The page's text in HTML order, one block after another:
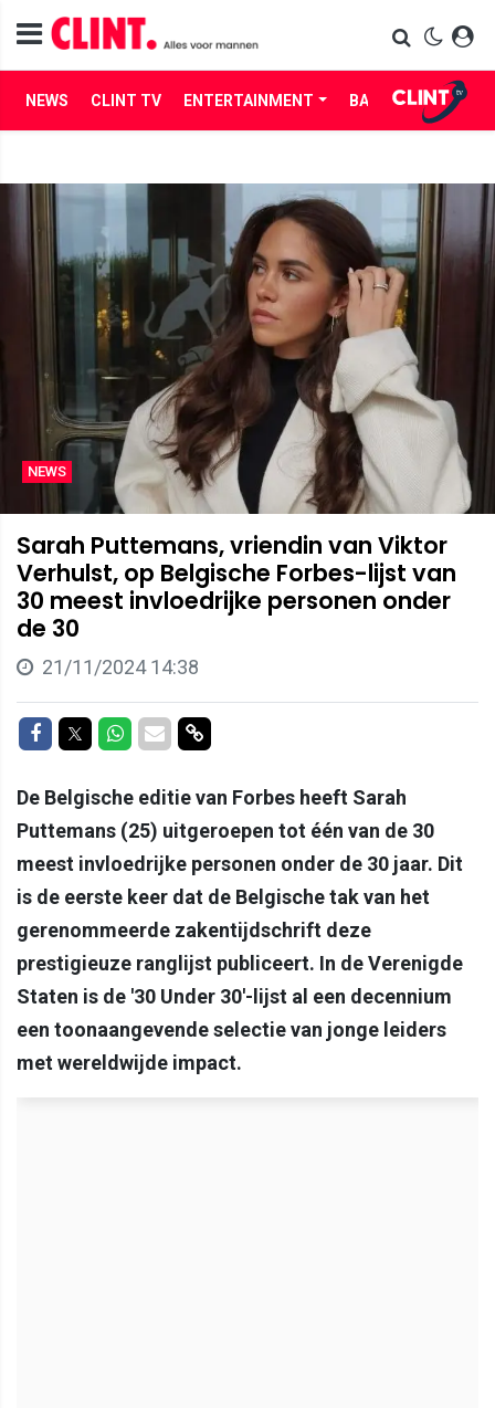
NEWS CLINT TV ENTERTAINMENT BABES LIFE
NEWS
Sarah Puttemans, vriendin van Viktor
Verhulst, op Belgische Forbes-lijst van
30 meest invloedrijke personen onder
de 30
21/11/2024 14:38
Delen op Facebook
Delen op Twitter
Delen op Whatsapp
Delen via Mail
Delen via link
De Belgische editie van Forbes heeft Sarah
Puttemans (25) uitgeroepen tot één van de 30
meest invloedrijke personen onder de 30 jaar. Dit
is de eerste keer dat de Belgische tak van het
gerenommeerde zakentijdschrift deze
prestigieuze ranglijst publiceert. In de Verenigde
Staten is de '30 Under 30'-lijst al een decennium
een toonaangevende selectie van jonge leiders
met wereldwijde impact.